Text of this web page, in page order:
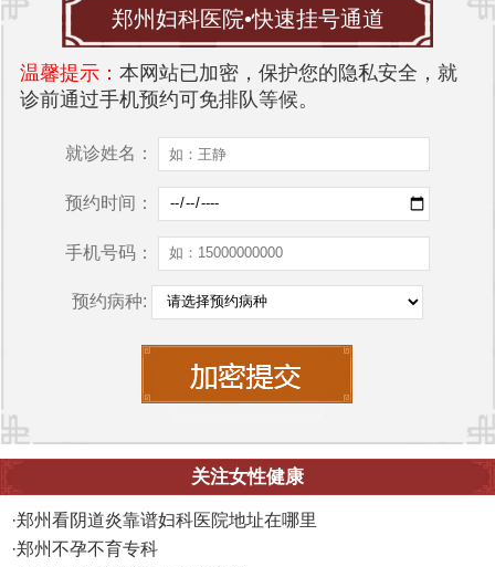
郑州妇科医院•快速挂号通道
温馨提示： 本网站已加密，保护您的隐私安全，就
诊前通过手机预约可免排队等候。
就诊姓名：
预约时间：
手机号码：
预约病种:
关注女性健康
·郑州看阴道炎靠谱妇科医院地址在哪里
·郑州不孕不育专科